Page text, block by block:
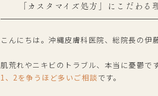
「カスタマイズ処方」にこだわる
こんにちは。沖縄皮膚科医院、総院長の伊藤
肌荒れやニキビのトラブル、本当に憂鬱で
1、2を争うほど多いご相談です。